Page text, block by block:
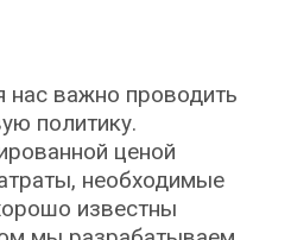
нас важно проводить
политику.
ценой
необходимые
известны